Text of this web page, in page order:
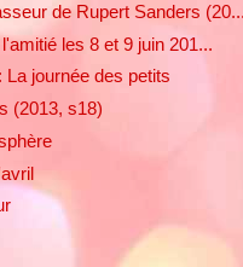
de Rupert Sanders
les 8 et 9 juin 201...
journée des petits
(2013, s18)